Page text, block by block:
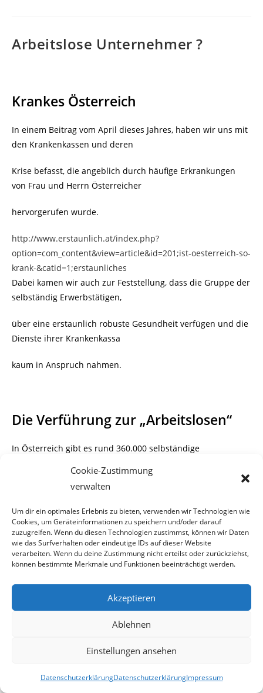
Cookie-Zustimmung
verwalten
Um dir ein optimales Erlebnis zu bieten, verwenden wir Technologien wie
Cookies, um Geräteinformationen zu speichern und/oder darauf
zuzugreifen. Wenn du diesen Technologien zustimmst, können wir Daten
wie das Surfverhalten oder eindeutige IDs auf dieser Website
verarbeiten. Wenn du deine Zustimmung nicht erteilst oder zurückziehst,
können bestimmte Merkmale und Funktionen beeinträchtigt werden.
Akzeptieren
Ablehnen
Einstellungen ansehen
DatenschutzerklärungDatenschutzerklärungImpressum
Arbeitslose Unternehmer ?
Krankes Österreich
In einem Beitrag vom April dieses Jahres, haben wir uns mit
den Krankenkassen und deren
Krise befasst, die angeblich durch häufige Erkrankungen
von Frau und Herrn Österreicher
hervorgerufen wurde.
http://www.erstaunlich.at/index.php?
option=com_content&view=article&id=201;ist-oesterreich-so-
krank-&catid=1;erstaunliches
Dabei kamen wir auch zur Feststellung, dass die Gruppe der
selbständig Erwerbstätigen,
über eine erstaunlich robuste Gesundheit verfügen und die
Dienste ihrer Krankenkassa
kaum in Anspruch nahmen.
Die Verführung zur „Arbeitslosen“
In Österreich gibt es rund 360.000 selbständige
Unternehmen handelt es sich vorwiegend um Klein- und
seit Jänner dieses Jahres ein besonderes„Zuckerl“, den es
wurde ihnen eine freiwillige
Für eine monatliche Prämie von 70,- bis 211,- Euro, kann
man im Bedarfsfall eine Arbeits
-losenunterstützung zwischen 573,- und 1.235,- Euro pro
Anspruch genommen.